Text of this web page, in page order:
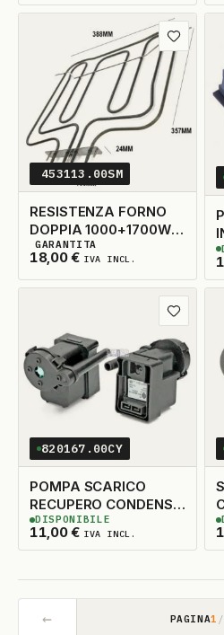
Aggiungi
453113.00SM
RESISTENZA FORNO
DOPPIA 1000+1700W
390X370
18,00€ IVA INCL.
5DISPONIBILI
GARANTITA
2
Aggiungi
820167.00CY
POMPA SCARICO
RECUPERO CONDENSA
ASCIUGATRICE
11,00€ IVA INCL.
5DISPONIBILI
DISPONIBILE 4
← PAGINA1 /